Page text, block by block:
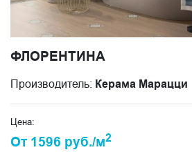
ФЛОРЕНТИНА
Производитель: Керама Марацци
Цена:
От 1596 руб./м2